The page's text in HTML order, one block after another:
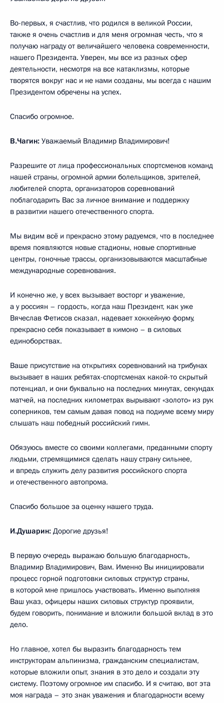
Во-первых, я счастлив, что родился в великой России,
также я очень счастлив и для меня огромная честь, что я
получаю награду от величайшего человека современности,
нашего Президента. Уверен, мы все из разных сфер
деятельности, несмотря на все катаклизмы, которые
творятся вокруг нас и не нами созданы, мы всегда с нашим
Президентом обречены на успех.
Спасибо огромное.
В.Чагин: Уважаемый Владимир Владимирович!
Разрешите от лица профессиональных спортсменов команд
нашей страны, огромной армии болельщиков, зрителей,
любителей спорта, организаторов соревнований
поблагодарить Вас за личное внимание и поддержку
в развитии нашего отечественного спорта.
Мы видим всё и прекрасно этому радуемся, что в последнее
время появляются новые стадионы, новые спортивные
центры, гоночные трассы, организовываются масштабные
международные соревнования.
И конечно же, у всех вызывает восторг и уважение,
а у россиян – гордость, когда наш Президент, как уже
Вячеслав Фетисов сказал, надевает хоккейную форму,
прекрасно себя показывает в кимоно – в силовых
единоборствах.
Ваше присутствие на открытиях соревнований на трибунах
вызывает в наших ребятах-спортсменах какой-то скрытый
потенциал, и они буквально на последних минутах, секундах
матчей, на последних километрах вырывают «золото» из рук
соперников, тем самым давая повод на подиуме всему миру
слышать наш победный российский гимн.
Обязуюсь вместе со своими коллегами, преданными спорту
людьми, стремящимися сделать нашу страну сильнее,
и впредь служить делу развития российского спорта
и отечественного автопрома.
Спасибо большое за оценку нашего труда.
И.Душарин: Дорогие друзья!
В первую очередь выражаю большую благодарность,
Владимир Владимирович, Вам. Именно Вы инициировали
процесс горной подготовки силовых структур страны,
в которой мне пришлось участвовать. Именно выполняя
Ваш указ, офицеры наших силовых структур проявили,
будем говорить, понимание и вложили большой вклад в это
дело.
Но главное, хотел бы выразить благодарность тем
инструкторам альпинизма, гражданским специалистам,
которые вложили опыт, знания в это дело и создали эту
систему. Поэтому огромное им спасибо. И я считаю, вот эта
моя награда – это знак уважения и благодарности всему